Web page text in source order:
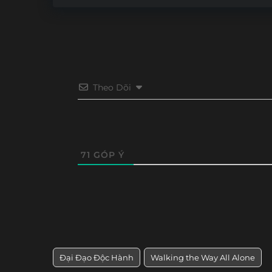
Theo Dõi
71 GÓP Ý
Đại Đạo Độc Hành Walking the Way All Alone